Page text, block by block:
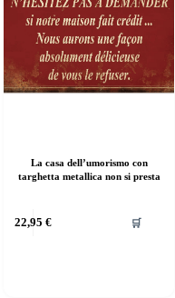
La casa dell’umorismo con
targhetta metallica non si presta
22,95 € 🛒